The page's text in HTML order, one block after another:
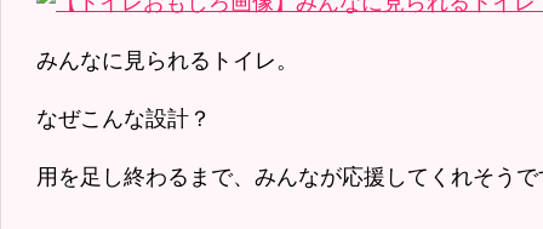
みんなに見られるトイレ。
なぜこんな設計？
用を足し終わるまで、みんなが応援してくれそうで